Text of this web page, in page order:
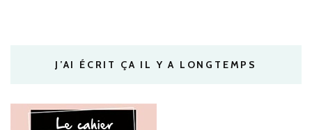
J’AI ÉCRIT ÇA IL Y A LONGTEMPS